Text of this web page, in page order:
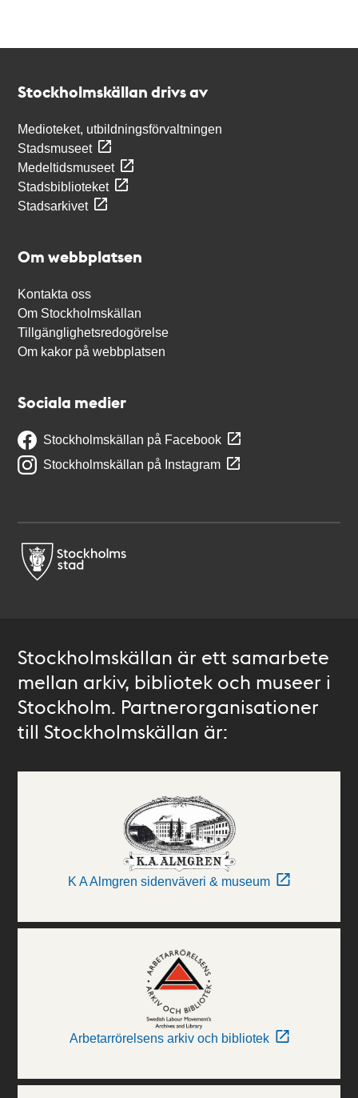
Stockholmskällan drivs av
Medioteket, utbildningsförvaltningen
Stadsmuseet
Medeltidsmuseet
Stadsbiblioteket
Stadsarkivet
Om webbplatsen
Kontakta oss
Om Stockholmskällan
Tillgänglighetsredogörelse
Om kakor på webbplatsen
Sociala medier
Stockholmskällan på Facebook
Stockholmskällan på Instagram
Stockholmskällan är ett samarbete
mellan arkiv, bibliotek och museer i
Stockholm. Partnerorganisationer
till Stockholmskällan är:
K A Almgren sidenväveri & museum
Arbetarrörelsens arkiv och bibliotek